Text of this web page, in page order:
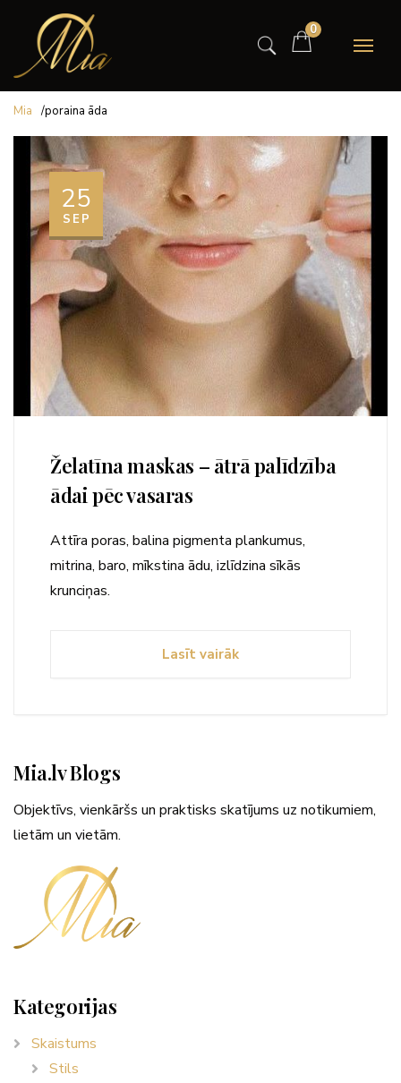
0
Mia /poraina āda
25
SEP
Želatīna maskas – ātrā palīdzība
ādai pēc vasaras
Attīra poras, balina pigmenta plankumus,
mitrina, baro, mīkstina ādu, izlīdzina sīkās
krunciņas.
Lasīt vairāk
Mia.lv Blogs
Objektīvs, vienkāršs un praktisks skatījums uz notikumiem,
lietām un vietām.
Kategorijas
Skaistums
Stils